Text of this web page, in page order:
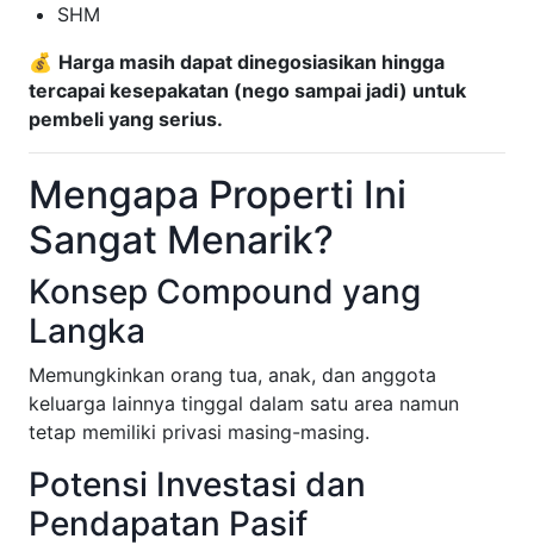
SHM
💰 Harga masih dapat dinegosiasikan hingga
tercapai kesepakatan (nego sampai jadi) untuk
pembeli yang serius.
Mengapa Properti Ini
Sangat Menarik?
Konsep Compound yang
Langka
Memungkinkan orang tua, anak, dan anggota
keluarga lainnya tinggal dalam satu area namun
tetap memiliki privasi masing-masing.
Potensi Investasi dan
Pendapatan Pasif